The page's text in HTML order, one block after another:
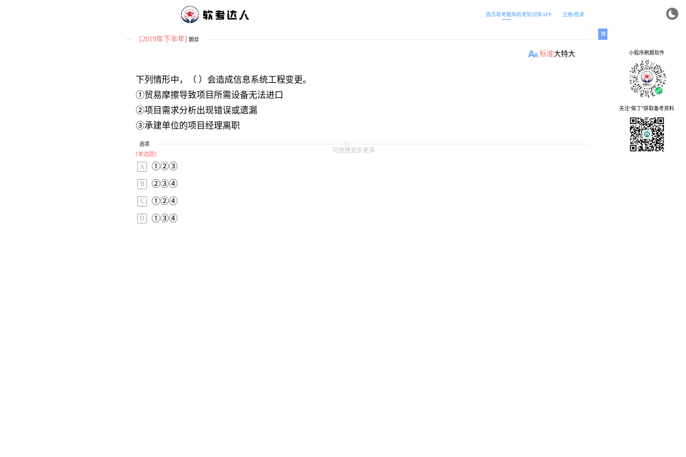
首页软考题库机考知识库APP 注册/登录
[2019年下半年] 题目
标准大特大
下列情形中，（ ）会造成信息系统工程变更。
①贸易摩擦导致项目所需设备无法进口
②项目需求分析出现错误或遗漏
③承建单位的项目经理离职
④建设单位由于机构重组的原因造成业务流程的变化
可拖拽显示更多
选项
[单选题]
A ①②③
B ②③④
C ①②④
D ①③④
小程序刷题软件
关注“柴丁”获取备考资料